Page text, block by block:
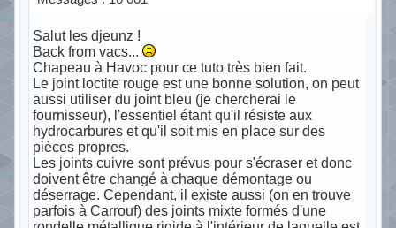
Salut les djeunz !
Back from vacs...
Chapeau à Havoc pour ce tuto très bien fait.
Le joint loctite rouge est une bonne solution, on peut
aussi utiliser du joint bleu (je chercherai le
fournisseur), l'essentiel étant qu'il résiste aux
hydrocarbures et qu'il soit mis en place sur des
pièces propres.
Les joints cuivre sont prévus pour s'écraser et donc
doivent être changé à chaque démontage ou
déserrage. Cependant, il existe aussi (on en trouve
parfois à Carrouf) des joints mixte formés d'une